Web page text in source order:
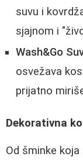
suvu i
sjajnom i
Wash&Go
osvežava
prijatno
Dekorativna
Od šminke